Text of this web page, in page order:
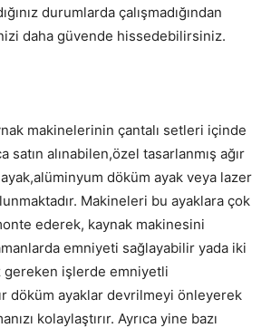
durumlarda çalışmadığından
daha güvende hissedebilirsiniz.
makinelerinin çantalı setleri içinde
satın alınabilen,özel tasarlanmış ağır
döküm ayak veya lazer
Makineleri bu ayaklara çok
ederek, kaynak makinesini
emniyeti sağlayabilir yada iki
gereken işlerde emniyetli
döküm ayaklar devrilmeyi önleyerek
kolaylaştırır. Ayrıca yine bazı